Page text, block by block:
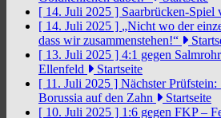
[ 14. Juli 2025 ] Saarbrücken-Spiel
[ 14. Juli 2025 ] „Nicht wo der
dass wir zusammenstehen!“
[ 13. Juli 2025 ] 4:1 gegen
Ellenfeld
Startseite
[ 11. Juli 2025 ] Nächster
Borussia auf den Zahn
Startseite
[ 10. Juli 2025 ] 1:6 gegen FKP –